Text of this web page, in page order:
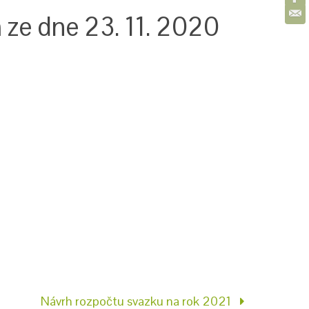
dne 23. 11. 2020
Návrh rozpočtu svazku na rok 2021